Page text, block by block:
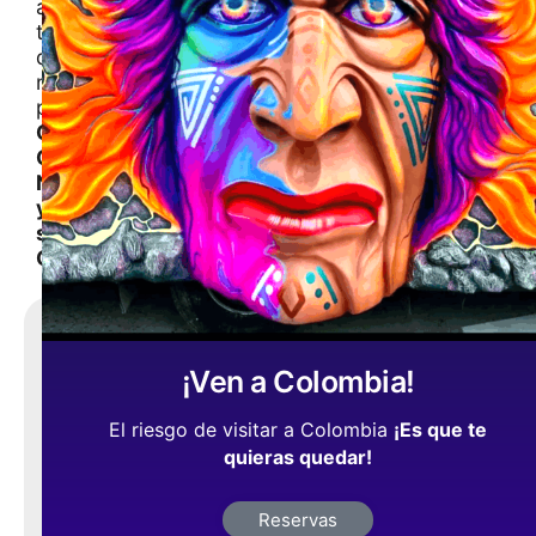
a
través
de
nuestras
publicaciones
Cultura,
Gastronomia,
Naturaleza
y
su
Gente
Comparte,
¡Ven a Colombia!
El riesgo de visitar a Colombia ¡Es que te
quieras quedar!
Reservas